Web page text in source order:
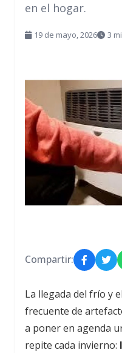
en el hogar.
19 de mayo, 2026 3
Compartir:
La llegada del frío y
frecuente de
a poner en agenda
repite cada invierno: